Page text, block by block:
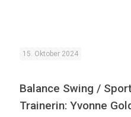
15. Oktober 2024
Balance Swing /
Trainerin: Yvonne